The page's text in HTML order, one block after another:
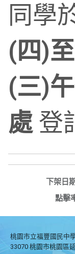
同學
(四)
(三)
處登
下架日
點擊
桃園市立福豐國民中
33070 桃園市桃園區